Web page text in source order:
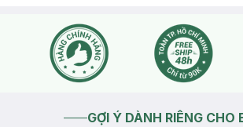
2026-07-18Thích
GỢI Ý DÀNH RIÊNG CHO